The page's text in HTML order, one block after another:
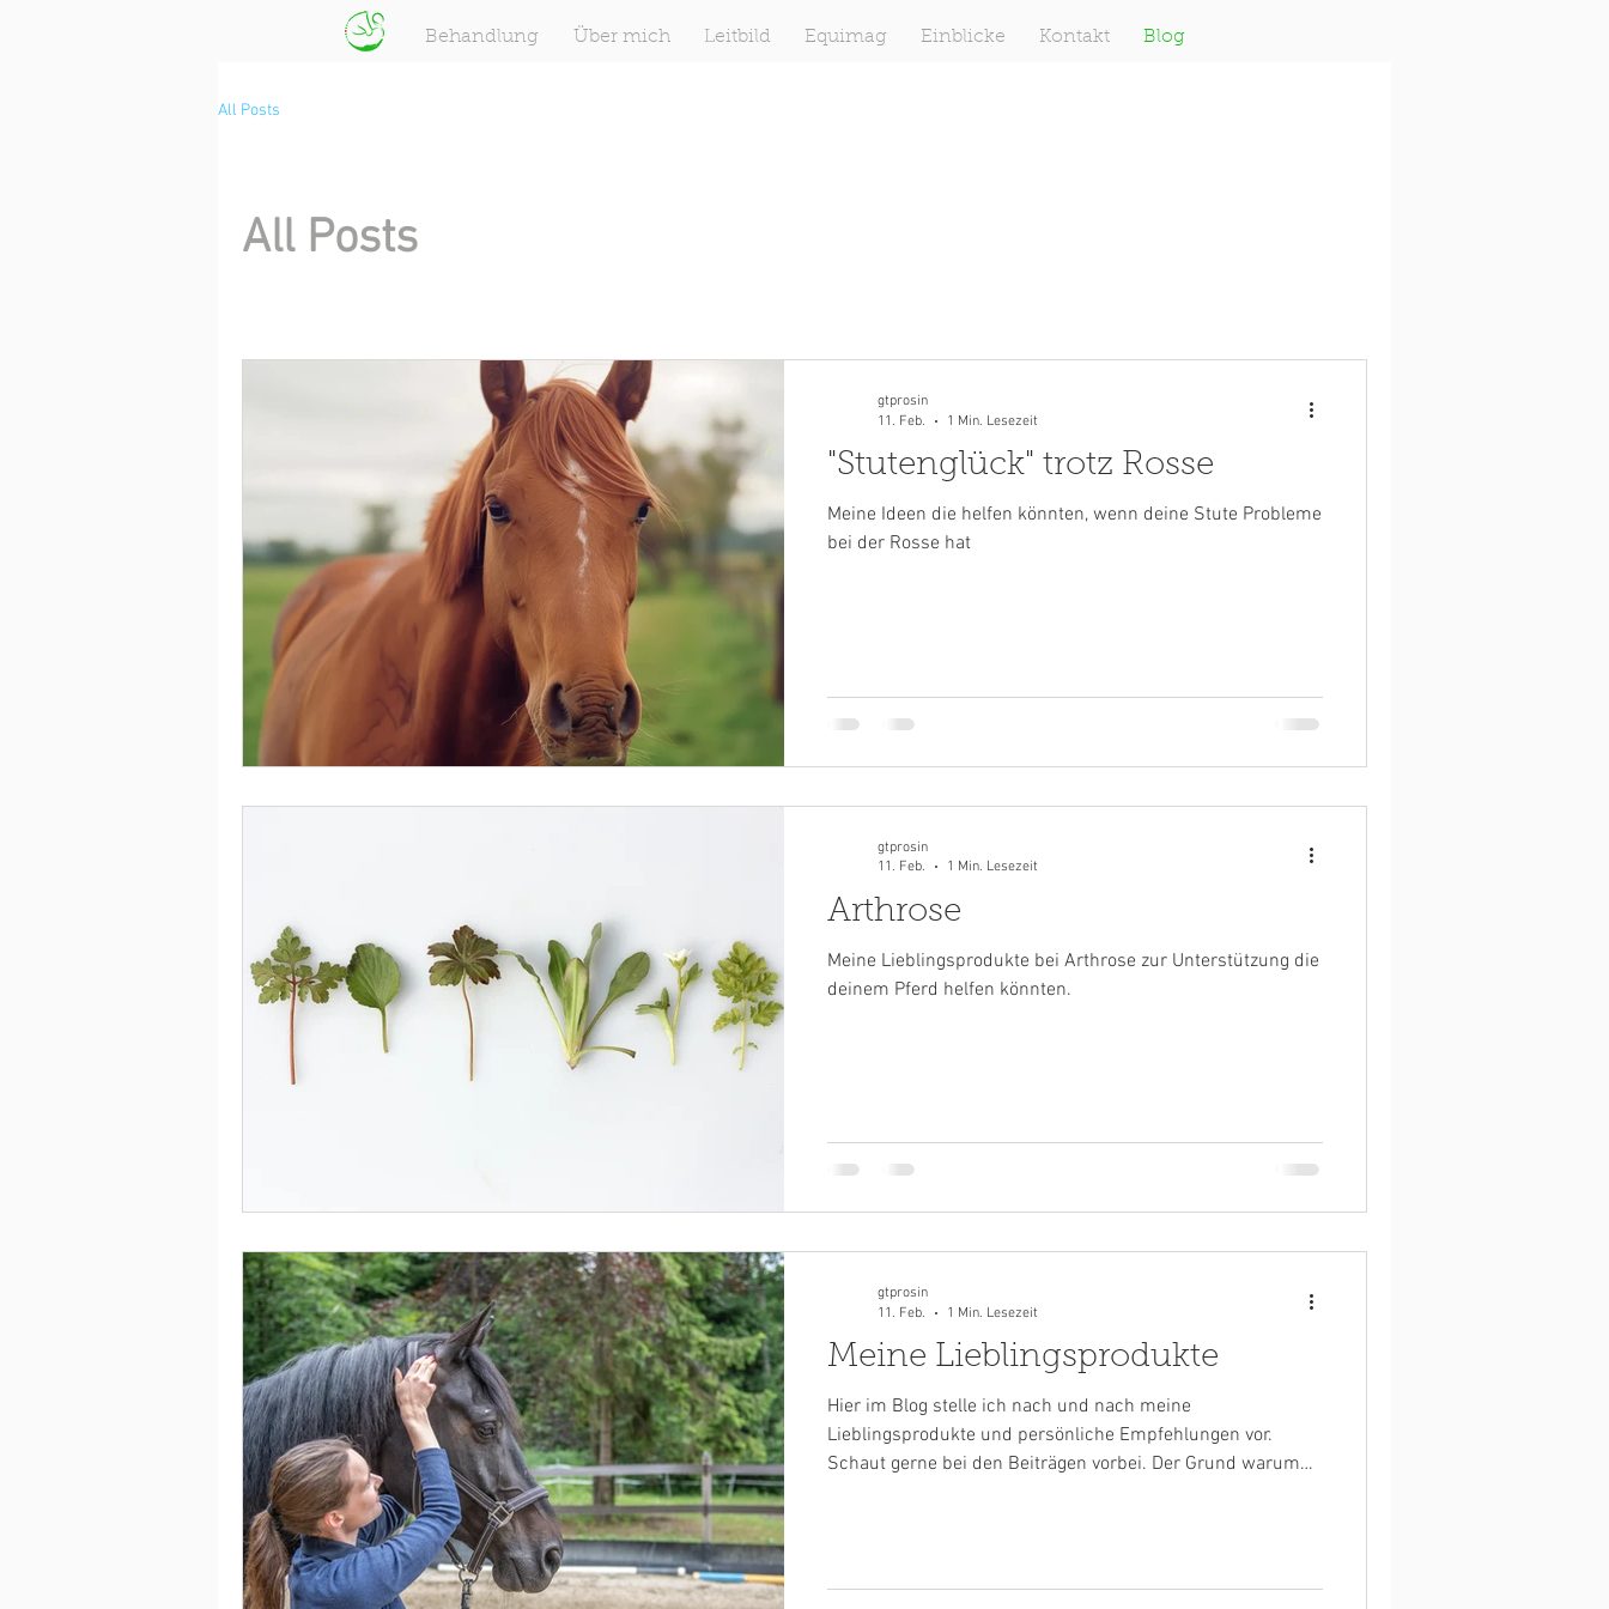
Behandlung Über mich Leitbild Equimag Einblicke Kontakt Blog
All Posts
All Posts
"Stutenglück" trotz Rosse
Meine Ideen die helfen könnten, wenn deine Stute Probleme
bei der Rosse hat
gtprosin
11. Feb.
1 Min. Lesezeit
Arthrose
Meine Lieblingsprodukte bei Arthrose zur Unterstützung die
deinem Pferd helfen könnten.
gtprosin
11. Feb.
1 Min. Lesezeit
Meine Lieblingsprodukte
Hier im Blog stelle ich nach und nach meine
Lieblingsprodukte und persönliche Empfehlungen vor.
Schaut gerne bei den Beiträgen vorbei. Der Grund warum
gtprosin
11. Feb.
1 Min. Lesezeit